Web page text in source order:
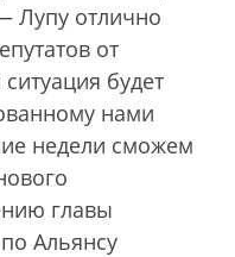
Лупу отлично
от
будет
нами
недели сможем
главы
Альянсу